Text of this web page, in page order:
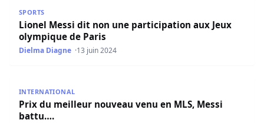
SPORTS
Lionel Messi dit non une participation aux Jeux
olympique de Paris
Dielma Diagne 13 juin 2024
INTERNATIONAL
Prix du meilleur nouveau venu en MLS, Messi
battu….